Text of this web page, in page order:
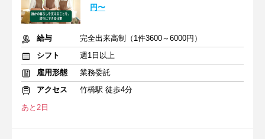
円〜
給与
完全出来高制（1件3600～6000円）
シフト
週1日以上
雇用形態
業務委託
アクセス
竹橋駅 徒歩4分
あと2日